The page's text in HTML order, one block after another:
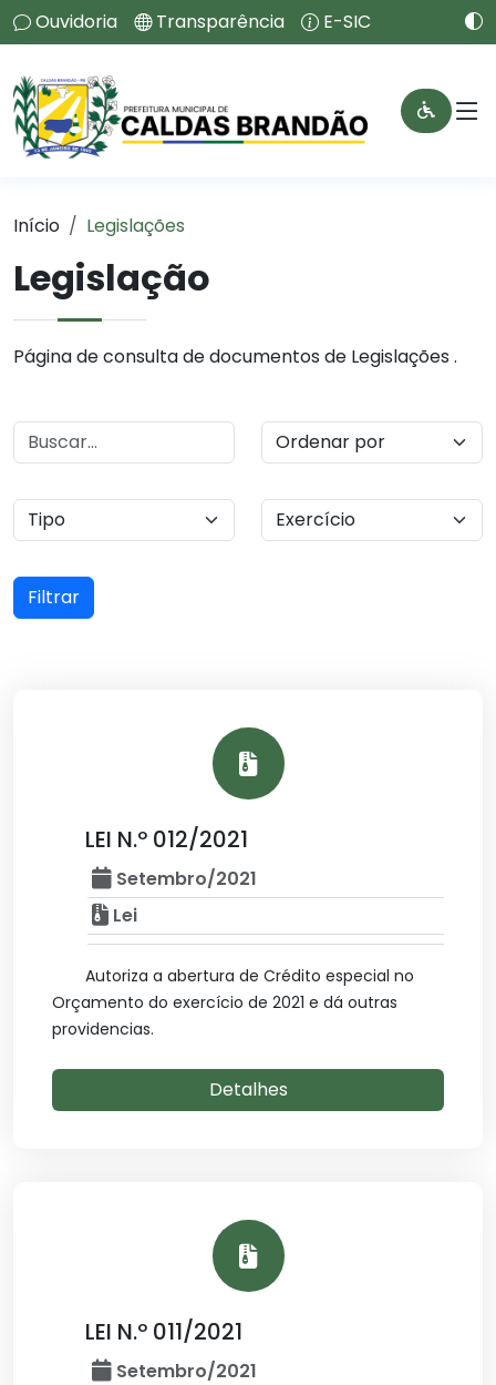
Ouvidoria Transparência E-SIC
Início Legislações
Legislação
Página de consulta de documentos de Legislações .
Filtrar
LEI N.º 012/2021
Setembro/2021
Lei
Autoriza a abertura de Crédito especial no
Orçamento do exercício de 2021 e dá outras
providencias.
Detalhes
LEI N.º 011/2021
Setembro/2021